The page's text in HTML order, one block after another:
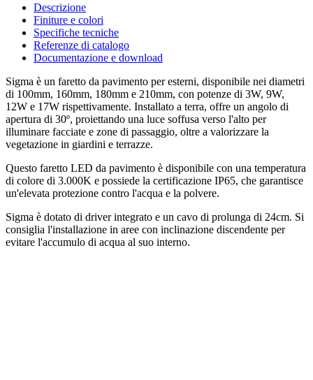
Descrizione
Finiture e colori
Specifiche tecniche
Referenze di catalogo
Documentazione e download
Sigma è un faretto da pavimento per esterni, disponibile nei diametri
di 100mm, 160mm, 180mm e 210mm, con potenze di 3W, 9W,
12W e 17W rispettivamente. Installato a terra, offre un angolo di
apertura di 30º, proiettando una luce soffusa verso l'alto per
illuminare facciate e zone di passaggio, oltre a valorizzare la
vegetazione in giardini e terrazze.
Questo faretto LED da pavimento è disponibile con una temperatura
di colore di 3.000K e possiede la certificazione IP65, che garantisce
un'elevata protezione contro l'acqua e la polvere.
Sigma è dotato di driver integrato e un cavo di prolunga di 24cm. Si
consiglia l'installazione in aree con inclinazione discendente per
evitare l'accumulo di acqua al suo interno.